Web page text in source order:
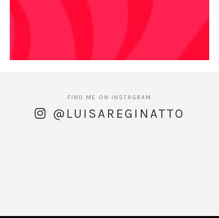
@LUISAREGINATTO